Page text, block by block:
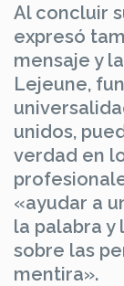
Al concluir
expresó
mensaje y
Lejeune,
unidos,
verdad en
«ayudar a
la palabra y
sobre las
mentira».